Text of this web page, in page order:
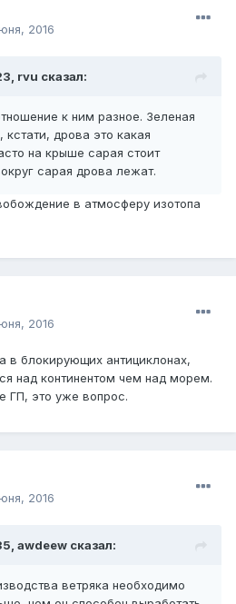
2016
rvu сказал:
к ним разное. Зеленая
дрова это какая
на крыше сарая стоит
сарая дрова лежат.
в атмосферу изотопа
2016
в блокирующих антициклонах,
над континентом чем над морем.
ГП, это уже вопрос.
2016
awdeew сказал:
ветряка необходимо